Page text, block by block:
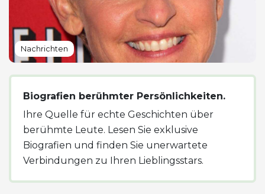
Nachrichten
Biografien berühmter Persönlichkeiten.
Ihre Quelle für echte Geschichten über
berühmte Leute. Lesen Sie exklusive
Biografien und finden Sie unerwartete
Verbindungen zu Ihren Lieblingsstars.